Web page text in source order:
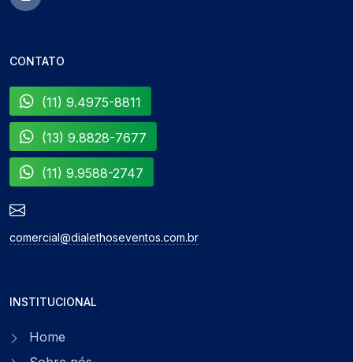
CONTATO
(11) 9.4975-8811
(13) 9.8828-7677
(11) 9.9588-2747
comercial@dialethoseventos.com.br
INSTITUCIONAL
Home